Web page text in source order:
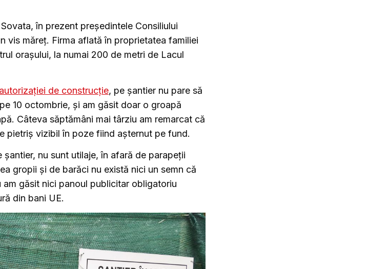
în prezent președintele Consiliului
vis măreț. Firma aflată în proprietatea familiei
orașului, la numai 200 de metri de Lacul
autorizației de construcție, pe șantier nu pare să
10 octombrie, și am găsit doar o groapă
Câteva săptămâni mai târziu am remarcat că
pietriș vizibil în poze fiind așternut pe fund.
nu sunt utilaje, în afară de parapeții
gropii și de barăci nu există nici un semn că
găsit nici panoul publicitar obligatoriu
din bani UE.